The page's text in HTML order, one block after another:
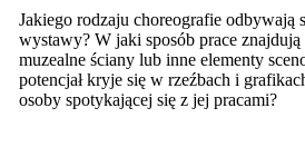
Jakiego rodzaju choreografie odbywają
wystawy? W jaki sposób prace znajdują
muzealne ściany lub inne elementy
potencjał kryje się w rzeźbach i
osoby spotykającej się z jej pracami?